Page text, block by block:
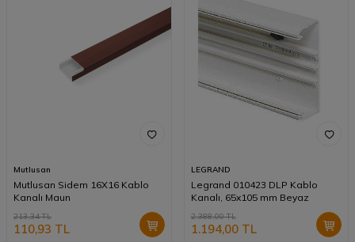
Mutlusan
Mutlusan Sidem 16X16 Kablo
Kanalı Maun
213,34TL
110,93 TL
LEGRAND
Legrand 010423 DLP Kablo
Kanalı, 65x105 mm Beyaz
2.388,00TL
1.194,00TL